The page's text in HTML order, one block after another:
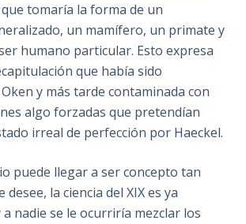
tomaría la forma de un
un mamífero, un primate y
humano particular. Esto expresa
que había sido
y más tarde contaminada con
algo forzadas que pretendían
irreal de perfección por Haeckel.
puede llegar a ser concepto tan
desee, la ciencia del XIX es ya
a nadie se le ocurriría mezclar los